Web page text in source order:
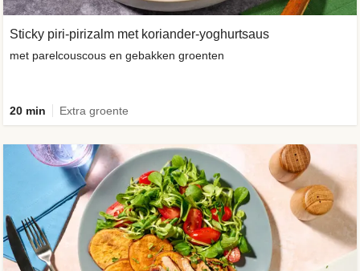
Sticky piri-pirizalm met koriander-yoghurtsaus
met parelcouscous en gebakken groenten
20 min Extra groente